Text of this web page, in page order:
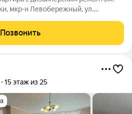
мкр-н Левобережный, ул.
м, жилая 18 кв. м, кухня-гостиная
Позвонить
15 этаж из 25